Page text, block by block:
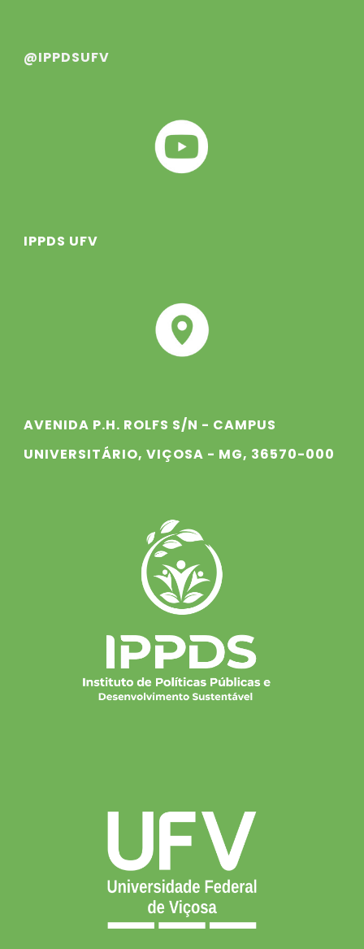
@IPPDSUFV
IPPDS UFV
AVENIDA P.H. ROLFS S/N - CAMPUS
UNIVERSITÁRIO, VIÇOSA - MG, 36570-000